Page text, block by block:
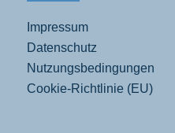
Impressum
Datenschutz
Nutzungsbedingungen
Cookie-Richtlinie (EU)